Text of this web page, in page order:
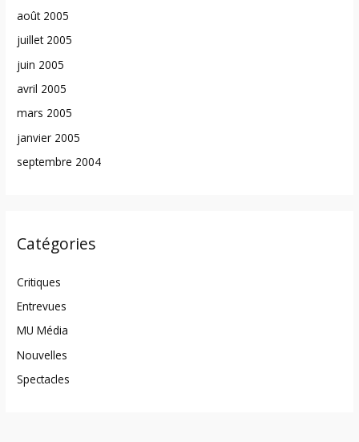
août 2005
juillet 2005
juin 2005
avril 2005
mars 2005
janvier 2005
septembre 2004
Catégories
Critiques
Entrevues
MU Média
Nouvelles
Spectacles